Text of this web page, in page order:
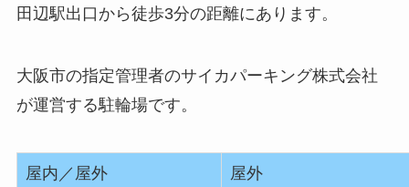
田辺駅出口から徒歩3分の距離にあります。
大阪市の指定管理者のサイカパーキング株式会社
が運営する駐輪場です。
屋内／屋外 屋外